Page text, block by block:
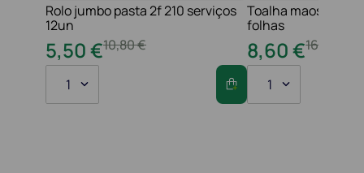
Rolo jumbo pasta 2f 210 serviços
12un
10,80€
5,50€
1
Toalha maos 2f
folhas
16
8,60€
1